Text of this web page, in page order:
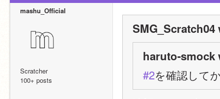
mashu_Official
Scratcher
100+ posts
SMG_Scratch04
haruto-smock
#2を確認して